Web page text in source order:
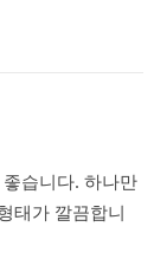
습니다. 하나만
태가 깔끔합니